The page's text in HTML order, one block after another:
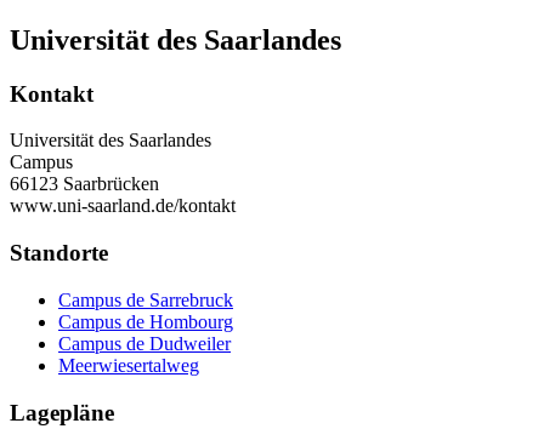
Universität des Saarlandes
Kontakt
Universität des Saarlandes
Campus
66123 Saarbrücken
www.uni-saarland.de/kontakt
Standorte
Campus de Sarrebruck
Campus de Hombourg
Campus de Dudweiler
Meerwiesertalweg
Lagepläne